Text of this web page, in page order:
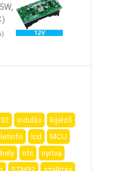
indulás
kijelző
lcd
MCU
nfc
nyitva